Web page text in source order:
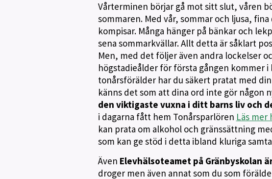
Vårterminen börjar gå mot sitt slut, våren
sommaren. Med vår, sommar och ljusa,
kompisar. Många hänger på bänkar och
sena sommarkvällar. Allt detta är såklart
Men, med det följer även andra lockelser
högstadieålder för första gången kommer
tonårsförälder har du säkert pratat med
känns det som att dina ord inte gör någon
den viktigaste vuxna i ditt barns liv och
i dagarna fått hem Tonårsparlören Läs mer
kan prata om alkohol och gränssättning
som kan ge stöd i detta ibland kluriga
Även Elevhälsoteamet på Gränbyskolan
droger men även annat som du som